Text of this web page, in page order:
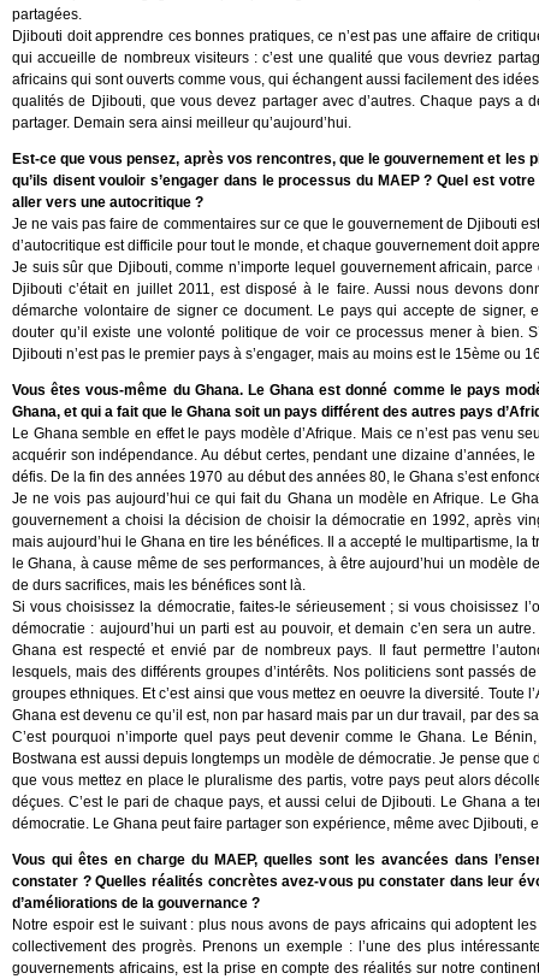
partagées.
Djibouti doit apprendre ces bonnes pratiques, ce n’est pas une affaire de
qui accueille de nombreux visiteurs : c’est une qualité que vous devriez
africains qui sont ouverts comme vous, qui échangent aussi facilement des
qualités de Djibouti, que vous devez partager avec d’autres. Chaque pays
partager. Demain sera ainsi meilleur qu’aujourd’hui.
Est-ce que vous pensez, après vos rencontres, que le gouvernement et
qu’ils disent vouloir s’engager dans le processus du MAEP ? Quel est
aller vers une autocritique ?
Je ne vais pas faire de commentaires sur ce que le gouvernement de Djibouti
d’autocritique est difficile pour tout le monde, et chaque gouvernement doit
Je suis sûr que Djibouti, comme n’importe lequel gouvernement africain,
Djibouti c’était en juillet 2011, est disposé à le faire. Aussi nous devons
démarche volontaire de signer ce document. Le pays qui accepte de signer,
douter qu’il existe une volonté politique de voir ce processus mener à bien.
Djibouti n’est pas le premier pays à s’engager, mais au moins est le 15ème ou
Vous êtes vous-même du Ghana. Le Ghana est donné comme le pays
Ghana, et qui a fait que le Ghana soit un pays différent des autres pays
Le Ghana semble en effet le pays modèle d’Afrique. Mais ce n’est pas venu
acquérir son indépendance. Au début certes, pendant une dizaine d’années,
défis. De la fin des années 1970 au début des années 80, le Ghana s’est
Je ne vois pas aujourd’hui ce qui fait du Ghana un modèle en Afrique. Le
gouvernement a choisi la décision de choisir la démocratie en 1992, après
mais aujourd’hui le Ghana en tire les bénéfices. Il a accepté le multipartisme,
le Ghana, à cause même de ses performances, à être aujourd’hui un modèle
de durs sacrifices, mais les bénéfices sont là.
Si vous choisissez la démocratie, faites-le sérieusement ; si vous choisissez
démocratie : aujourd’hui un parti est au pouvoir, et demain c’en sera un
Ghana est respecté et envié par de nombreux pays. Il faut permettre
lesquels, mais des différents groupes d’intérêts. Nos politiciens sont passés
groupes ethniques. Et c’est ainsi que vous mettez en oeuvre la diversité. Toute
Ghana est devenu ce qu’il est, non par hasard mais par un dur travail, par des
C’est pourquoi n’importe quel pays peut devenir comme le Ghana. Le
Bostwana est aussi depuis longtemps un modèle de démocratie. Je pense
que vous mettez en place le pluralisme des partis, votre pays peut alors
déçues. C’est le pari de chaque pays, et aussi celui de Djibouti. Le Ghana a
démocratie. Le Ghana peut faire partager son expérience, même avec Djibouti,
Vous qui êtes en charge du MAEP, quelles sont les avancées dans
constater ? Quelles réalités concrètes avez-vous pu constater dans leur
d’améliorations de la gouvernance ?
Notre espoir est le suivant : plus nous avons de pays africains qui adoptent
collectivement des progrès. Prenons un exemple : l’une des plus
gouvernements africains, est la prise en compte des réalités sur notre